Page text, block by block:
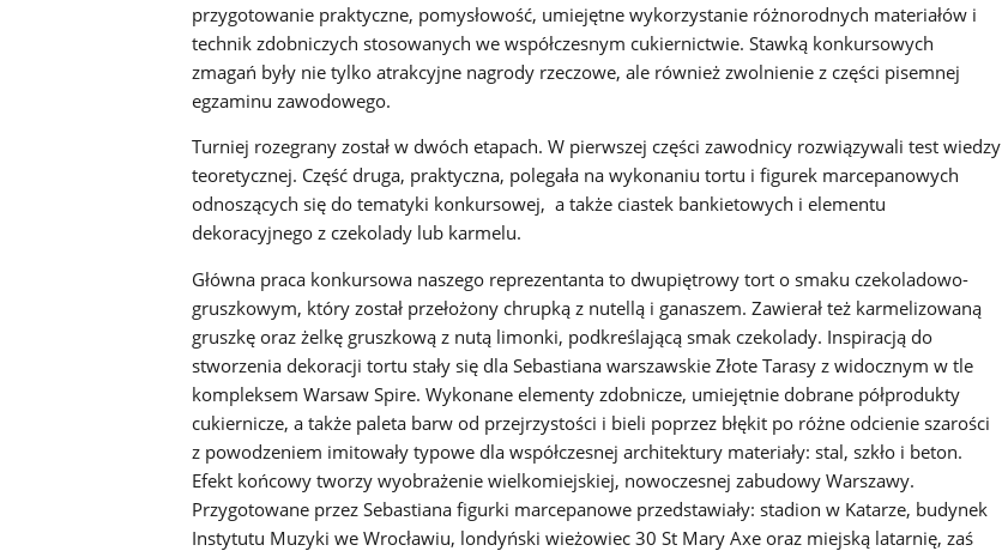
przygotowanie praktyczne, pomysłowość, umiejętne wykorzystanie różnorodnych materiałów i
technik zdobniczych stosowanych we współczesnym cukiernictwie. Stawką konkursowych
zmagań były nie tylko atrakcyjne nagrody rzeczowe, ale również zwolnienie z części pisemnej
egzaminu zawodowego.
Turniej rozegrany został w dwóch etapach. W pierwszej części zawodnicy rozwiązywali test wiedzy
teoretycznej. Część druga, praktyczna, polegała na wykonaniu tortu i figurek marcepanowych
odnoszących się do tematyki konkursowej, a także ciastek bankietowych i elementu
dekoracyjnego z czekolady lub karmelu.
Główna praca konkursowa naszego reprezentanta to dwupiętrowy tort o smaku czekoladowo-
gruszkowym, który został przełożony chrupką z nutellą i ganaszem. Zawierał też karmelizowaną
gruszkę oraz żelkę gruszkową z nutą limonki, podkreślającą smak czekolady. Inspiracją do
stworzenia dekoracji tortu stały się dla Sebastiana warszawskie Złote Tarasy z widocznym w tle
kompleksem Warsaw Spire. Wykonane elementy zdobnicze, umiejętnie dobrane półprodukty
cukiernicze, a także paleta barw od przejrzystości i bieli poprzez błękit po różne odcienie szarości
z powodzeniem imitowały typowe dla współczesnej architektury materiały: stal, szkło i beton.
Efekt końcowy tworzy wyobrażenie wielkomiejskiej, nowoczesnej zabudowy Warszawy.
Przygotowane przez Sebastiana figurki marcepanowe przedstawiały: stadion w Katarze, budynek
Instytutu Muzyki we Wrocławiu, londyński wieżowiec 30 St Mary Axe oraz miejską latarnię, zaś